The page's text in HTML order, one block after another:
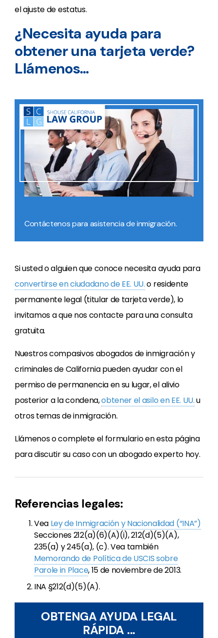
el ajuste de estatus.
¿Necesita ayuda para
obtener una tarjeta verde?
Llámenos…
Contáctenos para asistencia de inmigración.
Si usted o alguien que conoce necesita ayuda para
convertirse en ciudadano de EE. UU.o residente
permanente legal (titular de tarjeta verde), lo
invitamos a que nos contacte para una consulta
gratuita.
Nuestros compasivos abogados de inmigración y
criminales de California pueden ayudar con el
permiso de permanencia en su lugar, el alivio
posterior a la condena,obtener el asilo en EE. UU.u
otros temas de inmigración.
Llámenos o complete el formulario en esta página
para discutir su caso con un abogado experto hoy.
Referencias legales:
Vea Ley de Inmigración y Nacionalidad (“INA”)
Secciones 212(a)(6)(A)(i), 212(d)(5)(A),
235(a) y 245(a), (c). Vea también
Memorando de Política de USCIS sobre
Parole in Place, 15 de noviembre de 2013.
INA §212(d)(5)(A).
OBTENGA AYUDA LEGAL
RÁPIDA ...